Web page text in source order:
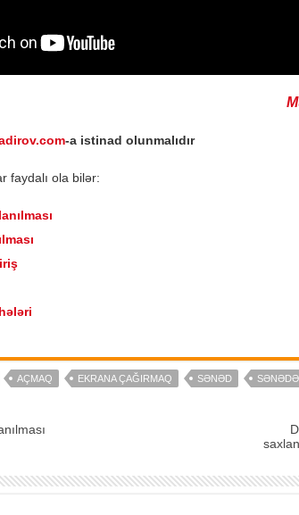
-a istinad olunmalıdır
faydalı ola bilər:
AÇMAQ EKRANA ÇAĞIRMAQ SƏNƏD SƏNƏDƏ